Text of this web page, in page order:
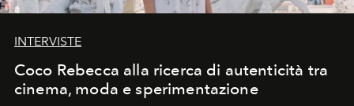
INTERVISTE
Coco Rebecca alla ricerca di autenticità tra
cinema, moda e sperimentazione